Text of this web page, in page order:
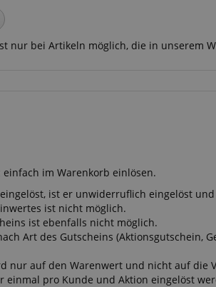
nur bei Artikeln möglich, die in unserem
im Warenkorb einlösen.
ist er unwiderruflich eingelöst
ist nicht möglich.
ist ebenfalls nicht möglich.
Art des Gutscheins (Aktionsgutschein,
nur auf den Warenwert und nicht auf die
einmal pro Kunde und Aktion eingelöst
Besucher die Website nutzen, z.B. Analyse-Cookies.
direkt zu identifizieren.